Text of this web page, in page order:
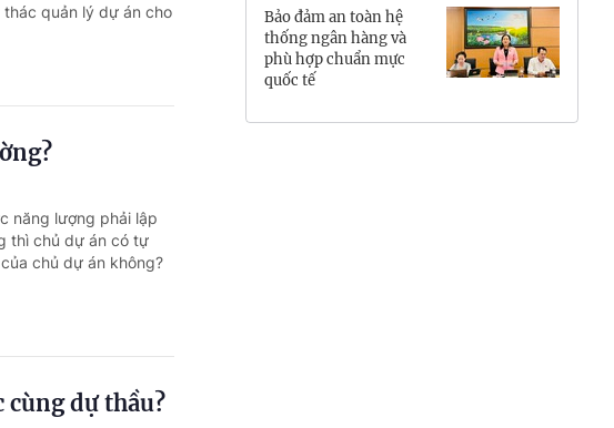
Hải Phòng
quản lý dự án cho
năng lượng phải lập
thì chủ dự án có tự
chủ dự án không?
cùng dự thầu?
Bảo đảm an toàn hệ
thống ngân hàng và
phù hợp chuẩn mực
quốc tế